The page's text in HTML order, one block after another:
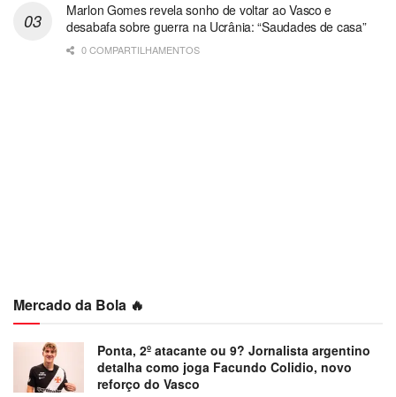
Marlon Gomes revela sonho de voltar ao Vasco e
desabafa sobre guerra na Ucrânia: “Saudades de casa”
0 COMPARTILHAMENTOS
Mercado da Bola 🔥
Ponta, 2º atacante ou 9? Jornalista argentino
detalha como joga Facundo Colidio, novo
reforço do Vasco